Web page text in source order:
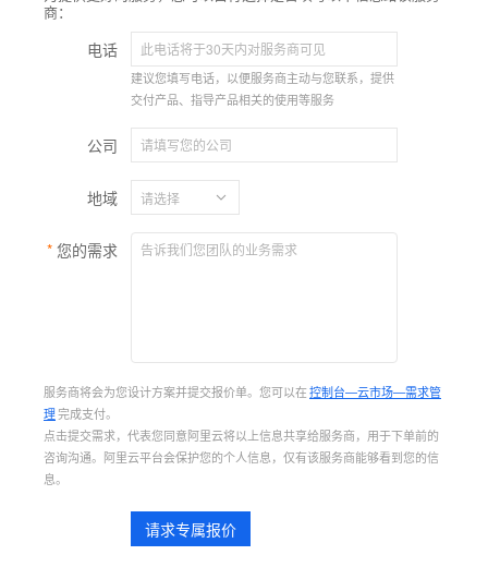
商：
电话
建议您填写电话，以便服务商主动与您联系，提供
交付产品、指导产品相关的使用等服务
公司
地域
您的需求
服务商将会为您设计方案并提交报价单。您可以在控制台—云市场—需求管
理完成支付。
点击提交需求，代表您同意阿里云将以上信息共享给服务商，用于下单前的
咨询沟通。阿里云平台会保护您的个人信息，仅有该服务商能够看到您的信
息。
请求专属报价